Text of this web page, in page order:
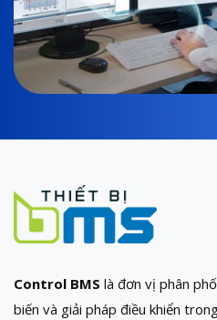
Control BMS là đơn vị phân
biến và giải pháp điều khiển